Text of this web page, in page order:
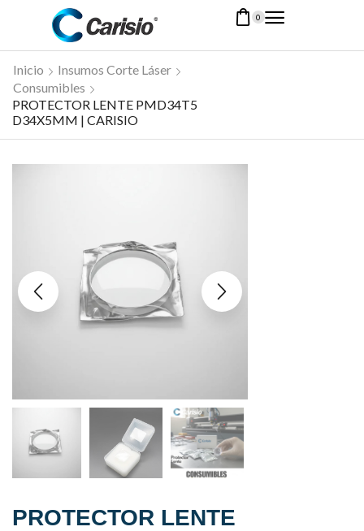
0
Inicio
Insumos Corte Láser
Consumibles
PROTECTOR LENTE PMD34T5
D34X5MM | CARISIO
PROTECTOR LENTE